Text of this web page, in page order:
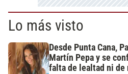
Lo más visto
Desde Punta Cana,
Martín Pepa y se
falta de lealtad ni de